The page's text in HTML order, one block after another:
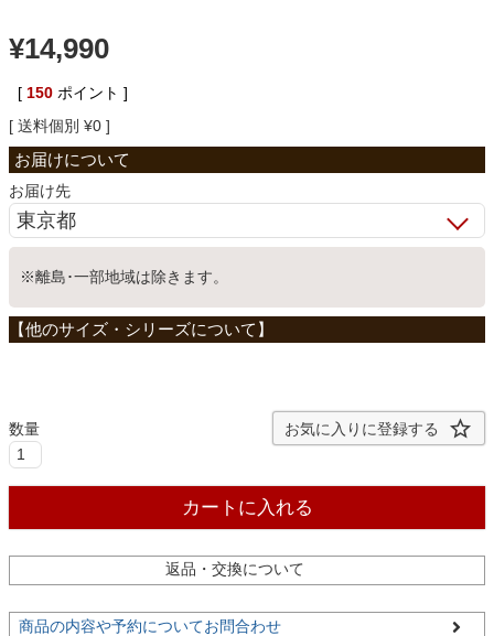
収納家具
ファブリック
カーテン
¥14,990
[ 150 ポイント ]
送料個別 ¥0
お届け先
※離島･一部地域は除きます。
お気に入りに登録する
カートに入れる
返品・交換について
商品の内容や予約についてお問合わせ